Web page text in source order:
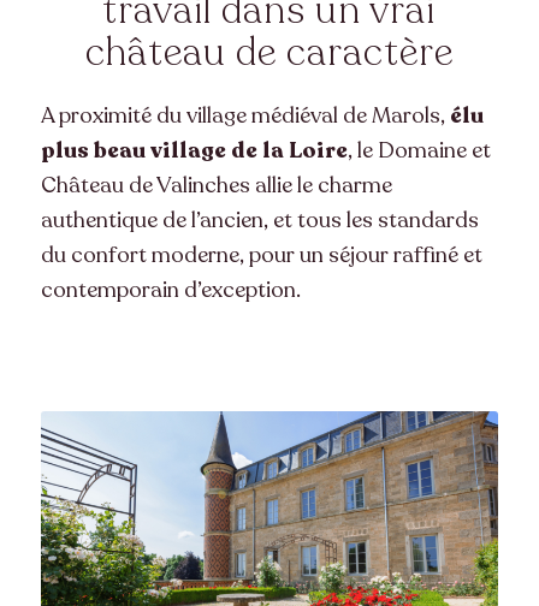
travail dans un vrai
château de caractère
A proximité du village médiéval de Marols, élu
plus beau village de la Loire, le Domaine et
Château de Valinches allie le charme
authentique de l’ancien, et tous les standards
du confort moderne, pour un séjour raffiné et
contemporain d’exception.